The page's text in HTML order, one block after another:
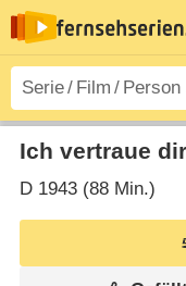
Ich vertraue
D1943 (88 Min.)